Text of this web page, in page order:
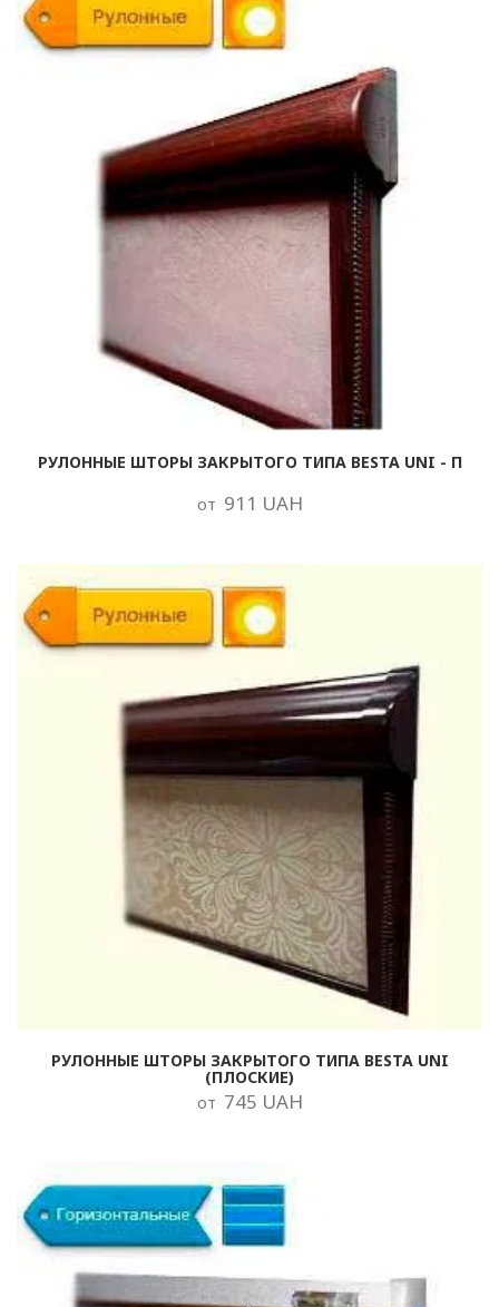
РУЛОННЫЕ ШТОРЫ ЗАКРЫТОГО ТИПА BESTA UNI - П
от 911 UAH
РУЛОННЫЕ ШТОРЫ ЗАКРЫТОГО ТИПА BESTA UNI
(ПЛОСКИЕ)
от 745 UAH